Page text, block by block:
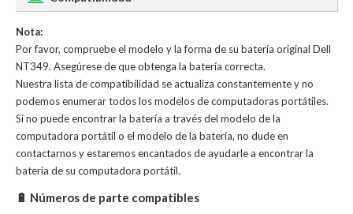
Nota:
Por favor, compruebe el modelo y la forma de su batería original Dell
NT349. Asegúrese de que obtenga la batería correcta.
Nuestra lista de compatibilidad se actualiza constantemente y no
podemos enumerar todos los modelos de computadoras portátiles.
Si no puede encontrar la batería a través del modelo de la
computadora portátil o el modelo de la batería, no dude en
contactarnos y estaremos encantados de ayudarle a encontrar la
batería de su computadora portátil.
🔋 Números de parte compatibles